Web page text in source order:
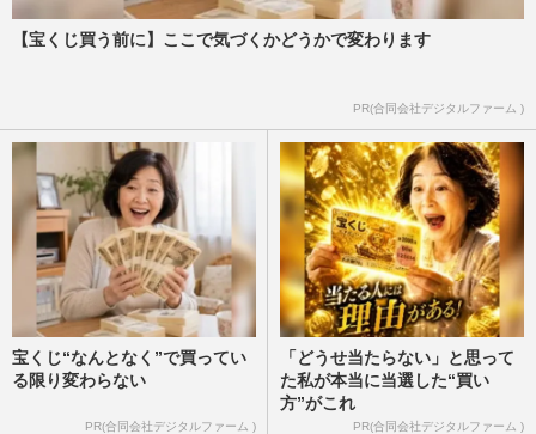
【宝くじ買う前に】ここで気づくかどうかで変わります
PR(合同会社デジタルファーム )
宝くじ“なんとなく”で買ってい
る限り変わらない
PR(合同会社デジタルファーム )
「どうせ当たらない」と思って
た私が本当に当選した“買い
方”がこれ
PR(合同会社デジタルファーム )